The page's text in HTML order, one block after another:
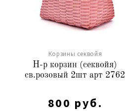
Корзины секвойя
Н-р корзин (секвойя)
св.розовый 2шт арт 2762
800 руб.